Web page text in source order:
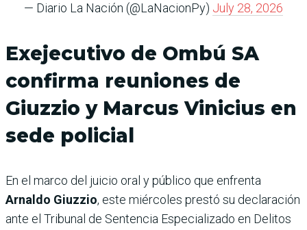
— Diario La Nación (@LaNacionPy) July 28, 2026
Exejecutivo de Ombú SA
confirma reuniones de
Giuzzio y Marcus Vinicius en
sede policial
En el marco del juicio oral y público que enfrenta
Arnaldo Giuzzio, este miércoles prestó su declaración
ante el Tribunal de Sentencia Especializado en Delitos